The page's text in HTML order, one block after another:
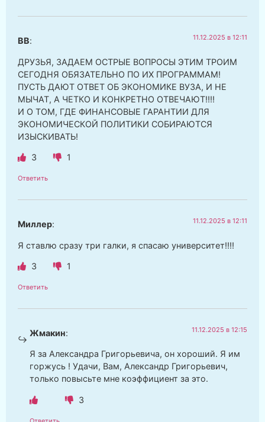
ВВ: 11.12.2025 в 12:11
ДРУЗЬЯ, ЗАДАЕМ ОСТРЫЕ ВОПРОСЫ ЭТИМ ТРОИМ
СЕГОДНЯ ОБЯЗАТЕЛЬНО ПО ИХ ПРОГРАММАМ!
ПУСТЬ ДАЮТ ОТВЕТ ОБ ЭКОНОМИКЕ ВУЗА, И НЕ
МЫЧАТ, А ЧЕТКО И КОНКРЕТНО ОТВЕЧАЮТ!!!!
И О ТОМ, ГДЕ ФИНАНСОВЫЕ ГАРАНТИИ ДЛЯ
ЭКОНОМИЧЕСКОЙ ПОЛИТИКИ СОБИРАЮТСЯ
ИЗЫСКИВАТЬ!
3 1
Ответить
Миллер: 11.12.2025 в 12:11
Я ставлю сразу три галки, я спасаю университет!!!!
3 1
Ответить
Жмакин: 11.12.2025 в 12:15
Я за Александра Григорьевича, он хороший. Я им
горжусь ! Удачи, Вам, Александр Григорьевич,
только повысьте мне коэффициент за это.
3